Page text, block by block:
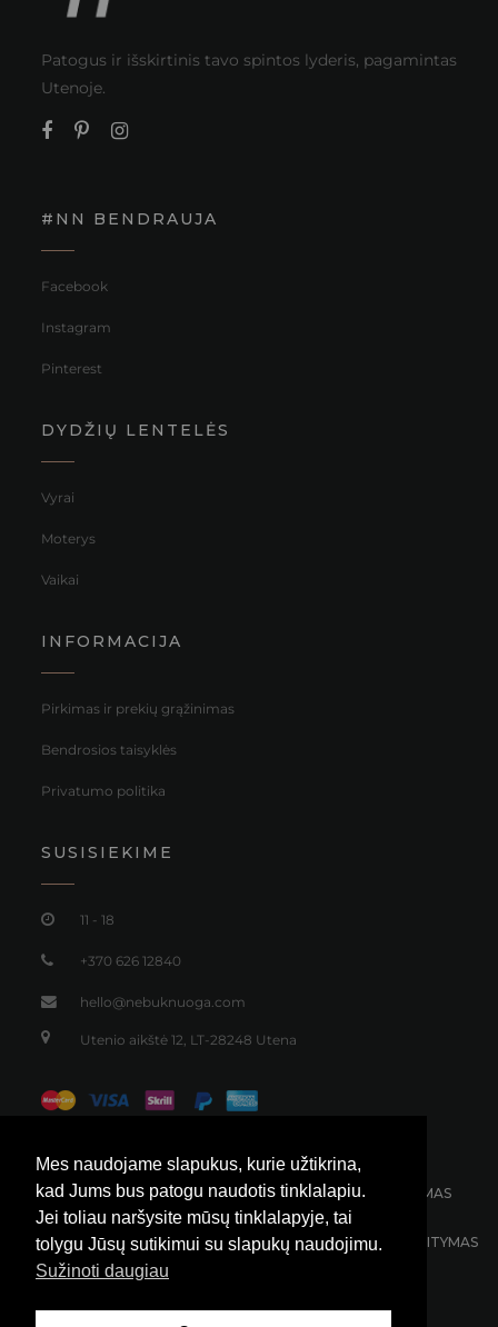
Palaidinė ilgomis ir plačiomis rankovėmis
Mes naudojame slapukus, kurie užtikrina,
kad Jums bus patogu naudotis tinklalapiu.
Jei toliau naršysite mūsų tinklalapyje, tai
tolygu Jūsų sutikimui su slapukų naudojimu.
Sužinoti daugiau